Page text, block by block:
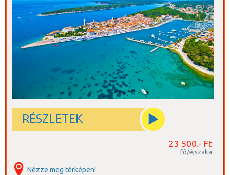
RÉSZLETEK
23 500.- Ft
fő/éjszaka
Nézze meg térképen!